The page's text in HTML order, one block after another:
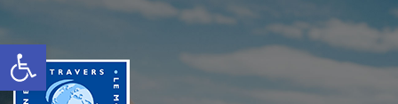
Ouvrir la barre d’outils